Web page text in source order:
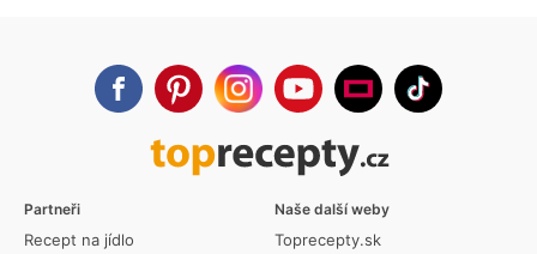
Partneři
Recept na jídlo
Naše další weby
Toprecepty.sk